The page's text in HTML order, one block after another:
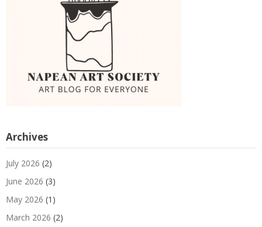
Archives
July 2026 (2)
June 2026 (3)
May 2026 (1)
March 2026 (2)